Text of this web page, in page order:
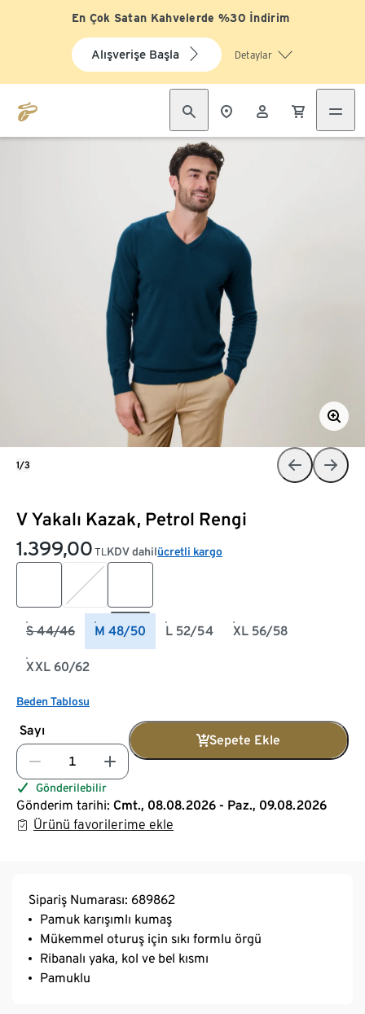
En Çok Satan Kahvelerde %30 İndirim
Alışverişe Başla Detaylar
V Yakalı Kazak, Petrol Rengi
1.399,00 TLKDV dahilücretli kargo
S 44/46 M 48/50 L 52/54 XL 56/58
XXL 60/62
Beden Tablosu
Sayı
Sepete Ekle
Gönderilebilir
Gönderim tarihi: Cmt., 08.08.2026 - Paz., 09.08.2026
Ürünü favorilerime ekle
1/3
Sipariş Numarası: 689862
Pamuk karışımlı kumaş
Mükemmel oturuş için sıkı formlu örgü
Ribanalı yaka, kol ve bel kısmı
Pamuklu